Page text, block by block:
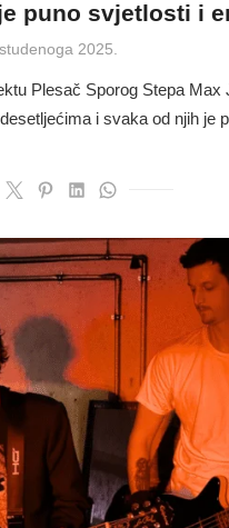
puno svjetlosti i
2025.
Plesač Sporog Stepa Max
i svaka od njih je